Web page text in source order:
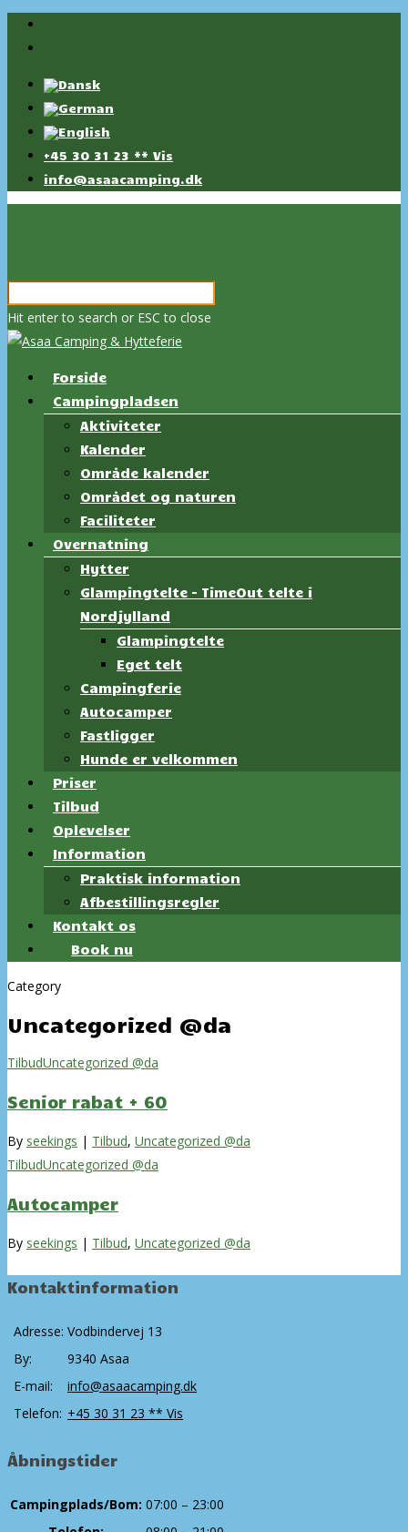
+45 30 31 23 ** Vis
info@asaacamping.dk
Hit enter to search or ESC to close
Forside
Campingpladsen
Aktiviteter
Kalender
Område kalender
Området og naturen
Faciliteter
Overnatning
Hytter
Glampingtelte – TimeOut telte i
Nordjylland
Glampingtelte
Eget telt
Campingferie
Autocamper
Fastligger
Hunde er velkommen
Priser
Tilbud
Oplevelser
Information
Praktisk information
Afbestillingsregler
Kontakt os
Book nu
Category
Uncategorized @da
TilbudUncategorized @da
Senior rabat + 60
By seekings | Tilbud, Uncategorized @da
TilbudUncategorized @da
Autocamper
By seekings | Tilbud, Uncategorized @da
Kontaktinformation
Adresse: Vodbindervej 13
By:
9340 Asaa
E-mail:
info@asaacamping.dk
Telefon: +45 30 31 23 ** Vis
Åbningstider
Campingplads/Bom: 07:00 – 23:00